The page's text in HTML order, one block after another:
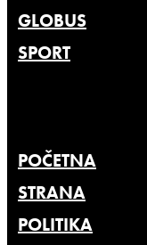
GLOBUS
SPORT
POČETNA
STRANA
POLITIKA